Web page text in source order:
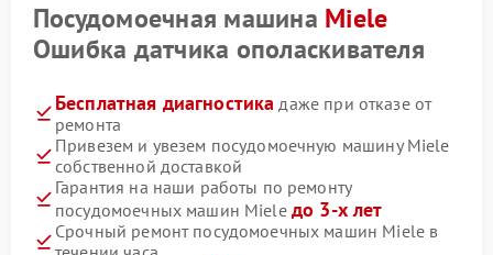
Посудомоечная машина Miele
Ошибка датчика ополаскивателя
Бесплатная диагностика даже при отказе от
ремонта
Привезем и увезем посудомоечную машину Miele
собственной доставкой
Гарантия на наши работы по ремонту
посудомоечных машин Miele до 3-х лет
Срочный ремонт посудомоечных машин Miele в